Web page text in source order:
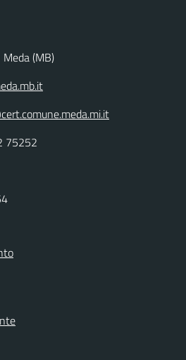
(MB)
75252